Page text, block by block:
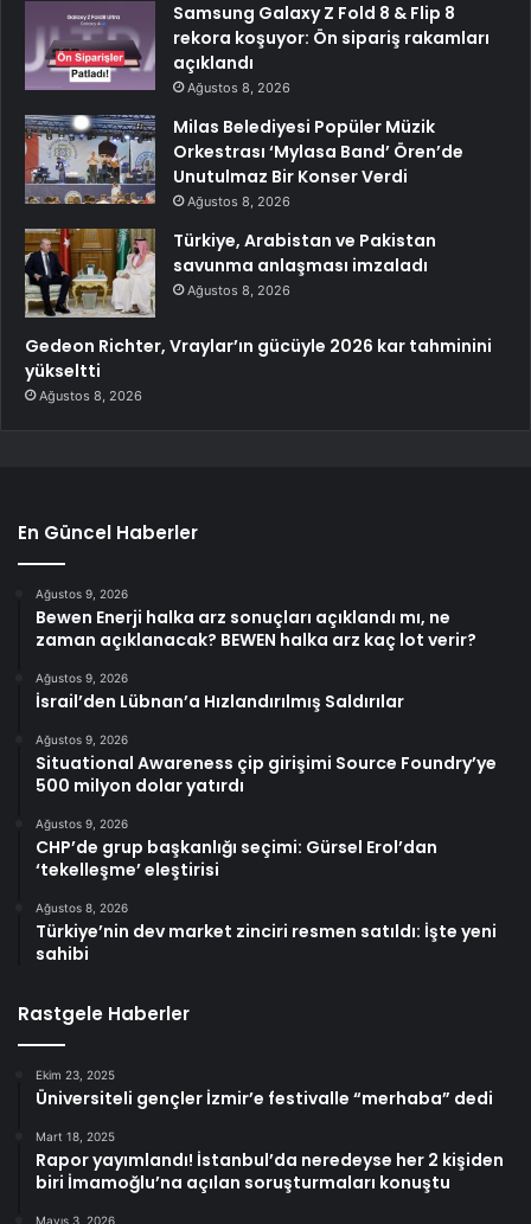
Samsung Galaxy Z Fold 8 & Flip 8
rekora koşuyor: Ön sipariş rakamları
açıklandı
Ağustos 8, 2026
Milas Belediyesi Popüler Müzik
Orkestrası ‘Mylasa Band’ Ören’de
Unutulmaz Bir Konser Verdi
Ağustos 8, 2026
Türkiye, Arabistan ve Pakistan
savunma anlaşması imzaladı
Ağustos 8, 2026
Gedeon Richter, Vraylar’ın gücüyle 2026 kar tahminini
yükseltti
Ağustos 8, 2026
En Güncel Haberler
Ağustos 9, 2026
Bewen Enerji halka arz sonuçları açıklandı mı, ne
zaman açıklanacak? BEWEN halka arz kaç lot verir?
Ağustos 9, 2026
İsrail’den Lübnan’a Hızlandırılmış Saldırılar
Ağustos 9, 2026
Situational Awareness çip girişimi Source Foundry’ye
500 milyon dolar yatırdı
Ağustos 9, 2026
CHP’de grup başkanlığı seçimi: Gürsel Erol’dan
‘tekelleşme’ eleştirisi
Ağustos 8, 2026
Türkiye’nin dev market zinciri resmen satıldı: İşte yeni
sahibi
Rastgele Haberler
Ekim 23, 2025
Üniversiteli gençler İzmir’e festivalle “merhaba” dedi
Mart 18, 2025
Rapor yayımlandı! İstanbul’da neredeyse her 2 kişiden
biri İmamoğlu’na açılan soruşturmaları konuştu
Mayıs 3, 2026